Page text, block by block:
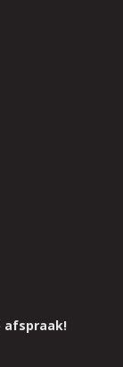
afspraak!